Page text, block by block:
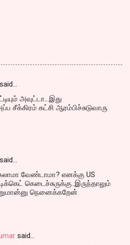
said…
அவுட்டா...இது
சீக்கிரம் கட்சி ஆரம்பிச்சுடுவாரு
said…
வேண்டாமா? எனக்கு US
கெடைச்சுருக்கு..இருந்தாலும்
நெனைக்கறேன்
said…